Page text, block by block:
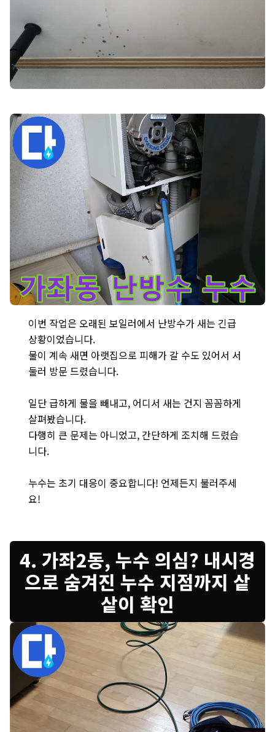
이번 작업은 오래된 보일러에서 난방수가 새는 긴급
상황이었습니다.
물이 계속 새면 아랫집으로 피해가 갈 수도 있어서 서
둘러 방문 드렸습니다.
일단 급하게 물을 빼내고, 어디서 새는 건지 꼼꼼하게
살펴봤습니다.
다행히 큰 문제는 아니었고, 간단하게 조치해 드렸습
니다.
누수는 초기 대응이 중요합니다! 언제든지 불러주세
요!
4. 가좌2동, 누수 의심? 내시경
으로 숨겨진 누수 지점까지 샅
샅이 확인